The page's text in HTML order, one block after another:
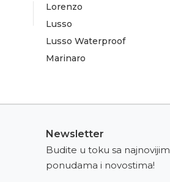
Lorenzo
Lusso
Lusso Waterproof
Marinaro
Newsletter
Budite u toku sa najnovijim
ponudama i novostima!